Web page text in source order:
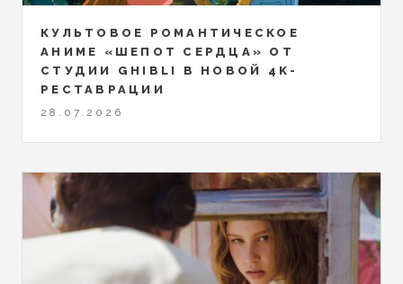
КУЛЬТОВОЕ РОМАНТИЧЕСКОЕ
АНИМЕ «ШЕПОТ СЕРДЦА» ОТ
СТУДИИ GHIBLI В НОВОЙ 4K-
РЕСТАВРАЦИИ
28.07.2026